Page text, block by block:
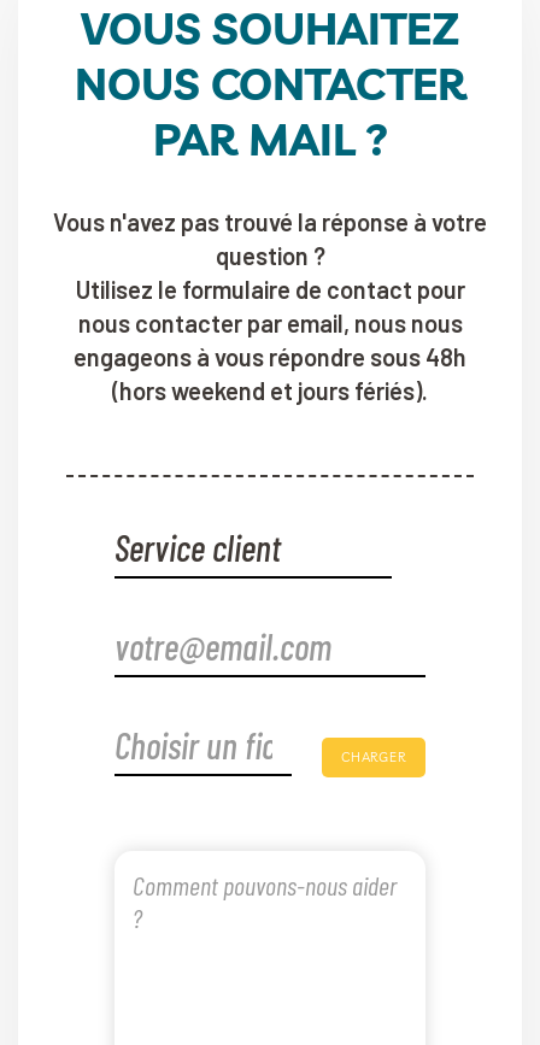
VOUS SOUHAITEZ
NOUS CONTACTER
PAR MAIL ?
Vous n'avez pas trouvé la réponse à votre
question ?
Utilisez le formulaire de contact pour
nous contacter par email, nous nous
engageons à vous répondre sous 48h
(hors weekend et jours fériés).
CHARGER